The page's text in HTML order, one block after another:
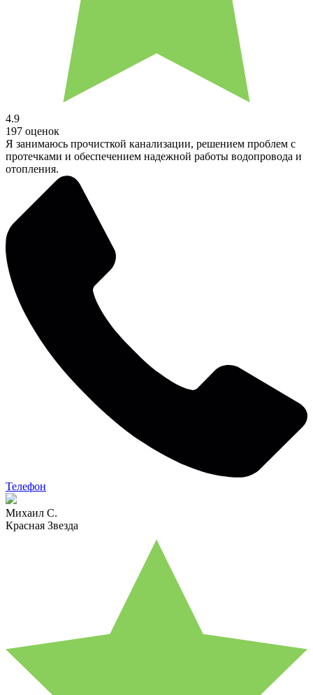
4.9
197 оценок
Я занимаюсь прочисткой канализации, решением проблем с
протечками и обеспечением надежной работы водопровода и
отопления.
Телефон
Михаил С.
Красная Звезда